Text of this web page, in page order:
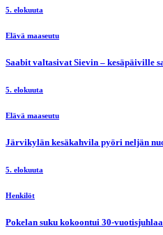
5. elokuuta
Elävä maaseutu
Saabit valtasivat Sievin – kesäpäiville
5. elokuuta
Elävä maaseutu
Järvikylän kesäkahvila pyöri neljän
5. elokuuta
Henkilöt
Pokelan suku kokoontui 30-